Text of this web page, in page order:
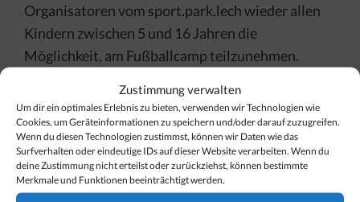
Zustimmung verwalten
Um dir ein optimales Erlebnis zu bieten, verwenden wir Technologien wie
Cookies, um Geräteinformationen zu speichern und/oder darauf zuzugreifen.
Wenn du diesen Technologien zustimmst, können wir Daten wie das
Surfverhalten oder eindeutige IDs auf dieser Website verarbeiten. Wenn du
deine Zustimmung nicht erteilst oder zurückziehst, können bestimmte
Merkmale und Funktionen beeinträchtigt werden.
Organisatoren vom sport.park.lech wieder allen
Kindern zwischen 5 und 16 Jahren die
Möglichkeit, am Fußballcamp teilzunehmen.
wird gemeinsam gekickt, gelacht und es werden
Freundschaften geschlossen. Ob die Kinder
bereits in einem Verein trainieren oder nicht,
spielt …[…]